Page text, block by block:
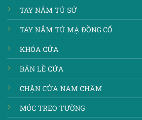
TAY NẮM TỦ SỨ
TAY NẮM TỦ MẠ ĐỒNG CỔ
KHÓA CỬA
BẢN LỀ CỬA
CHẶN CỬA NAM CHÂM
MÓC TREO TƯỜNG